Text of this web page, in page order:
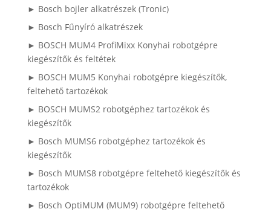
► Bosch bojler alkatrészek (Tronic)
► Bosch Fűnyíró alkatrészek
► BOSCH MUM4 ProfiMixx Konyhai robotgépre
kiegészítők és feltétek
► BOSCH MUM5 Konyhai robotgépre kiegészítők,
feltehető tartozékok
► BOSCH MUMS2 robotgéphez tartozékok és
kiegészítők
► Bosch MUMS6 robotgéphez tartozékok és
kiegészítők
► Bosch MUMS8 robotgépre feltehető kiegészítők és
tartozékok
► Bosch OptiMUM (MUM9) robotgépre feltehető